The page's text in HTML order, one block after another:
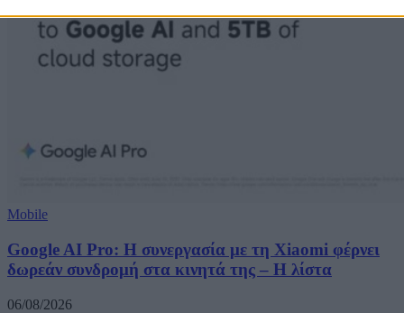
Mobile
Google AI Pro: Η συνεργασία με τη Xiaomi φέρνει
δωρεάν συνδρομή στα κινητά της – Η λίστα
06/08/2026